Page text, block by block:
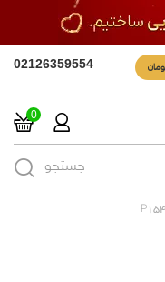
02126359554
0
جستجو